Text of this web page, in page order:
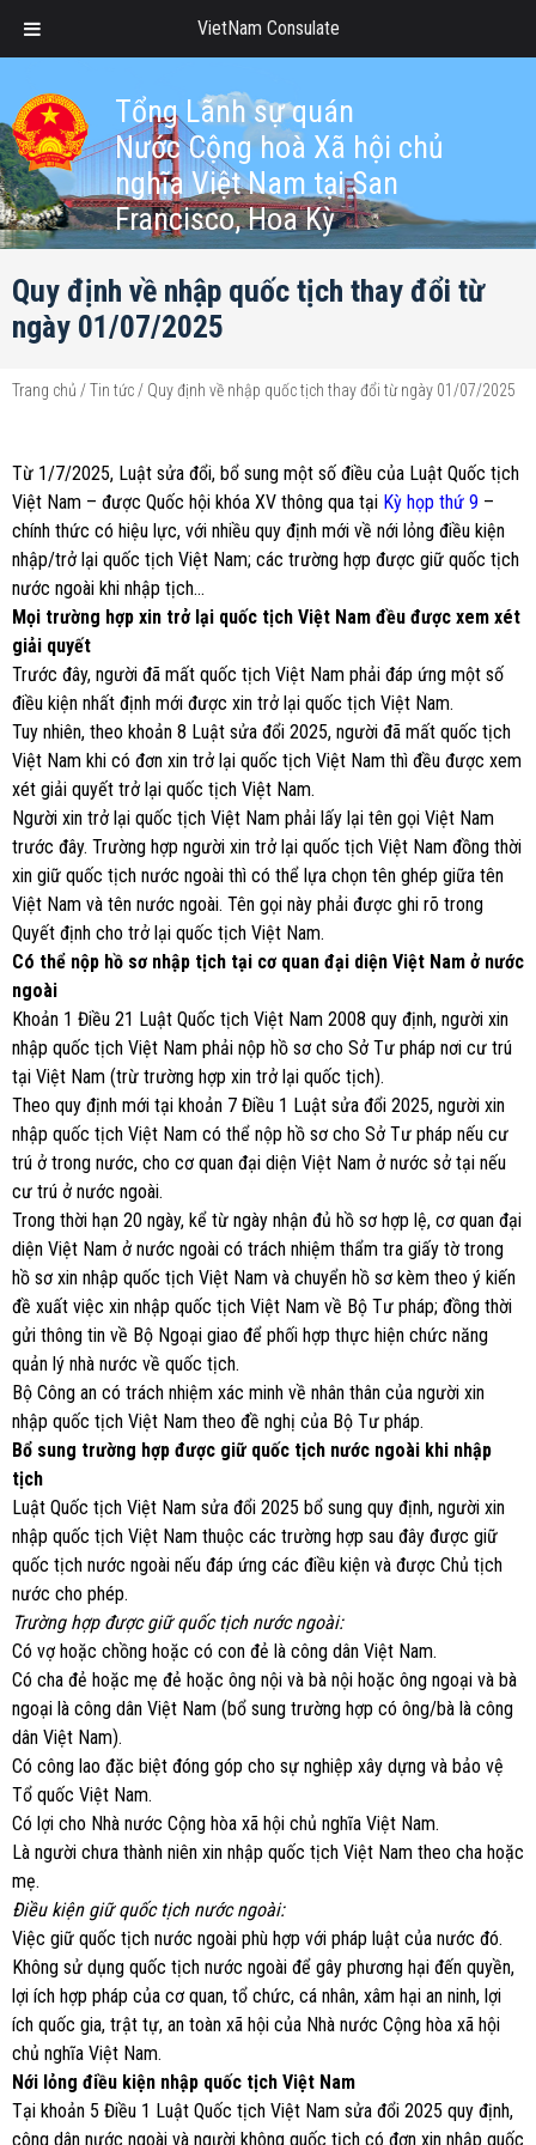
Tổng Lãnh sự quán
Nước Cộng hoà Xã hội chủ
nghĩa Việt Nam tại San
Francisco, Hoa Kỳ
Quy định về nhập quốc tịch thay đổi từ
ngày 01/07/2025
Trang chủ /Tin tức / Quy định về nhập quốc tịch thay đổi từ ngày 01/07/2025
Từ 1/7/2025, Luật sửa đổi, bổ sung một số điều của Luật Quốc tịch
Việt Nam – được Quốc hội khóa XV thông qua tại Kỳ họp thứ 9 –
chính thức có hiệu lực, với nhiều quy định mới về nới lỏng điều kiện
nhập/trở lại quốc tịch Việt Nam; các trường hợp được giữ quốc tịch
nước ngoài khi nhập tịch…
Mọi trường hợp xin trở lại quốc tịch Việt Nam đều được xem xét
giải quyết
Trước đây, người đã mất quốc tịch Việt Nam phải đáp ứng một số
điều kiện nhất định mới được xin trở lại quốc tịch Việt Nam.
Tuy nhiên, theo khoản 8 Luật sửa đổi 2025, người đã mất quốc tịch
Việt Nam khi có đơn xin trở lại quốc tịch Việt Nam thì đều được xem
xét giải quyết trở lại quốc tịch Việt Nam.
Người xin trở lại quốc tịch Việt Nam phải lấy lại tên gọi Việt Nam
trước đây. Trường hợp người xin trở lại quốc tịch Việt Nam đồng thời
xin giữ quốc tịch nước ngoài thì có thể lựa chọn tên ghép giữa tên
Việt Nam và tên nước ngoài. Tên gọi này phải được ghi rõ trong
Quyết định cho trở lại quốc tịch Việt Nam.
Có thể nộp hồ sơ nhập tịch tại cơ quan đại diện Việt Nam ở nước
ngoài
Khoản 1 Điều 21 Luật Quốc tịch Việt Nam 2008 quy định, người xin
nhập quốc tịch Việt Nam phải nộp hồ sơ cho Sở Tư pháp nơi cư trú
tại Việt Nam (trừ trường hợp xin trở lại quốc tịch).
Theo quy định mới tại khoản 7 Điều 1 Luật sửa đổi 2025, người xin
nhập quốc tịch Việt Nam có thể nộp hồ sơ cho Sở Tư pháp nếu cư
trú ở trong nước, cho cơ quan đại diện Việt Nam ở nước sở tại nếu
cư trú ở nước ngoài.
Trong thời hạn 20 ngày, kể từ ngày nhận đủ hồ sơ hợp lệ, cơ quan đại
diện Việt Nam ở nước ngoài có trách nhiệm thẩm tra giấy tờ trong
hồ sơ xin nhập quốc tịch Việt Nam và chuyển hồ sơ kèm theo ý kiến
đề xuất việc xin nhập quốc tịch Việt Nam về Bộ Tư pháp; đồng thời
gửi thông tin về Bộ Ngoại giao để phối hợp thực hiện chức năng
quản lý nhà nước về quốc tịch.
Bộ Công an có trách nhiệm xác minh về nhân thân của người xin
nhập quốc tịch Việt Nam theo đề nghị của Bộ Tư pháp.
Bổ sung trường hợp được giữ quốc tịch nước ngoài khi nhập
tịch
Luật Quốc tịch Việt Nam sửa đổi 2025 bổ sung quy định, người xin
nhập quốc tịch Việt Nam thuộc các trường hợp sau đây được giữ
quốc tịch nước ngoài nếu đáp ứng các điều kiện và được Chủ tịch
nước cho phép.
Trường hợp được giữ quốc tịch nước ngoài:
Có vợ hoặc chồng hoặc có con đẻ là công dân Việt Nam.
Có cha đẻ hoặc mẹ đẻ hoặc ông nội và bà nội hoặc ông ngoại và bà
ngoại là công dân Việt Nam (bổ sung trường hợp có ông/bà là công
dân Việt Nam).
Có công lao đặc biệt đóng góp cho sự nghiệp xây dựng và bảo vệ
Tổ quốc Việt Nam.
Có lợi cho Nhà nước Cộng hòa xã hội chủ nghĩa Việt Nam.
Là người chưa thành niên xin nhập quốc tịch Việt Nam theo cha hoặc
mẹ.
Điều kiện giữ quốc tịch nước ngoài:
Việc giữ quốc tịch nước ngoài phù hợp với pháp luật của nước đó.
Không sử dụng quốc tịch nước ngoài để gây phương hại đến quyền,
lợi ích hợp pháp của cơ quan, tổ chức, cá nhân, xâm hại an ninh, lợi
ích quốc gia, trật tự, an toàn xã hội của Nhà nước Cộng hòa xã hội
chủ nghĩa Việt Nam.
Nới lỏng điều kiện nhập quốc tịch Việt Nam
Tại khoản 5 Điều 1 Luật Quốc tịch Việt Nam sửa đổi 2025 quy định,
công dân nước ngoài và người không quốc tịch có đơn xin nhập quốc
VietNam Consulate